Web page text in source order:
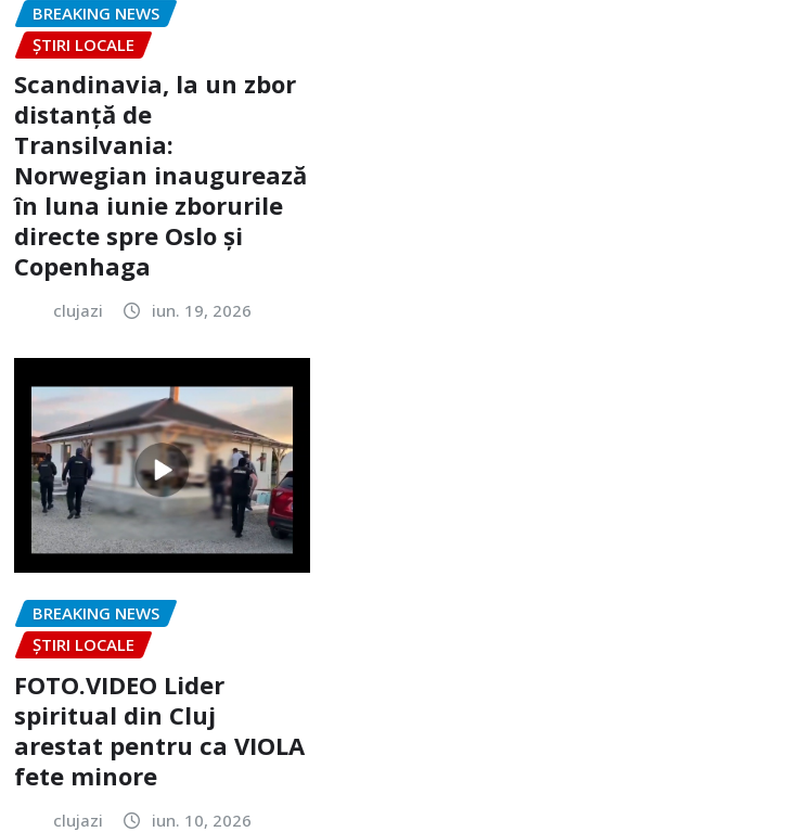
BREAKING NEWS
ȘTIRI LOCALE
Scandinavia, la un zbor
distanță de
Transilvania:
Norwegian inaugurează
în luna iunie zborurile
directe spre Oslo și
Copenhaga
clujazi iun. 19, 2026
BREAKING NEWS
ȘTIRI LOCALE
FOTO.VIDEO Lider
spiritual din Cluj
arestat pentru ca VIOLA
fete minore
clujazi iun. 10, 2026